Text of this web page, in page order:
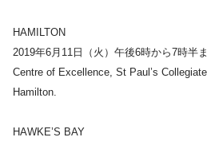
HAMILTON
2019年6月11日（火）午後6時から7時半
Centre of Excellence, St Paul’s
Hamilton.
HAWKE’S BAY